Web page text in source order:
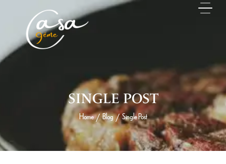
SINGLE POST
Home / Blog / Single Post